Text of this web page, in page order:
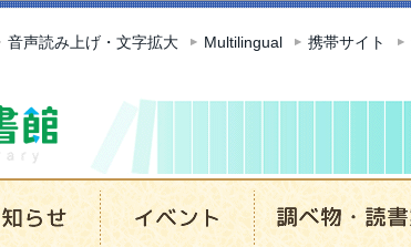
このページの本文へ移動
音声読み上げ・文字拡大 Multilingual 携帯サイト